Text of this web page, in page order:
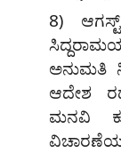
8)
ಅನುಮತಿ
ಆದೇಶ
ಮನವಿ